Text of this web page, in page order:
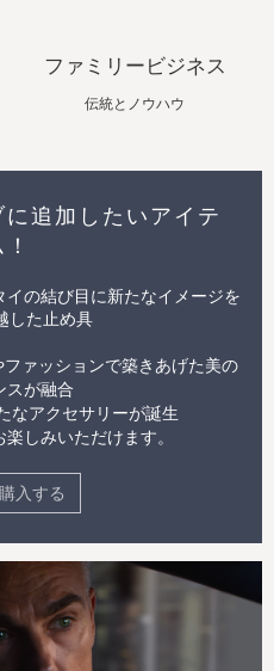
ファミリービジネス
伝統とノウハウ
追加したいアイテ
イの結び目に新たなイメージを
した止め具
ァッションで築きあげた美の
スが融合
なアクセサリーが誕生
しみいただけます。
入する